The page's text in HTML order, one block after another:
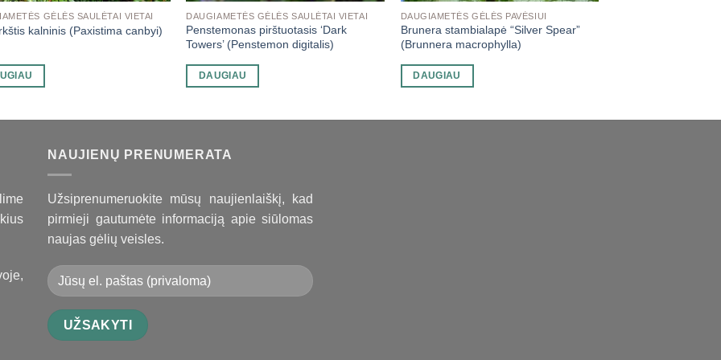
GĖLĖS SAULĖTAI VIETAI
kalninis (Paxistima canbyi)
DAUGIAMETĖS GĖLĖS SAULĖTAI VIETAI
Penstemonas pirštuotasis ‘Dark
Towers’ (Penstemon digitalis)
DAUGIAU
DAUGIAMETĖS GĖLĖS PAVĖSIUI
Brunera stambialapė “Silver Spear”
(Brunnera macrophylla)
DAUGIAU
NAUJIENŲ PRENUMERATA
Užsiprenumeruokite mūsų naujienlaiškį, kad
pirmieji gautumėte informaciją apie siūlomas
naujas gėlių veisles.